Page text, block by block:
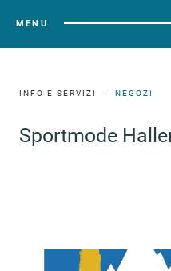
MENU
INFO E SERVIZI NEGOZI
Sportmode